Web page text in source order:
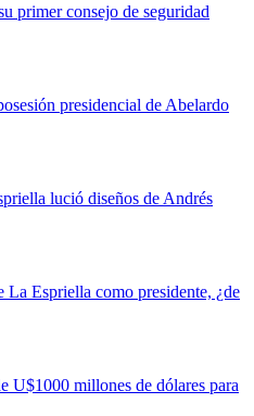
primer consejo de seguridad
presidencial de Abelardo
lució diseños de Andrés
La Espriella como presidente, ¿de
U$1000 millones de dólares para